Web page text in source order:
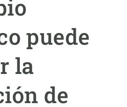
puede
la
de